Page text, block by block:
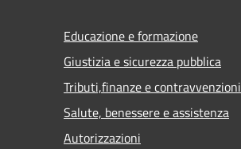
Educazione e formazione
Giustizia e sicurezza pubblica
Tributi,finanze e contravvenzioni
Salute, benessere e assistenza
Autorizzazioni